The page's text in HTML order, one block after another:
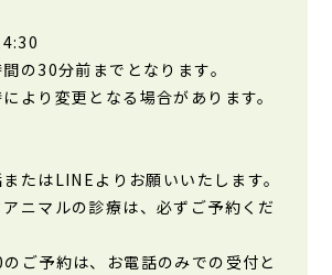
の30分前までとなります。
より変更となる場合があります。
たはLINEよりお願いいたします。
ニマルの診療は、必ずご予約くだ
ご予約は、お電話のみでの受付と